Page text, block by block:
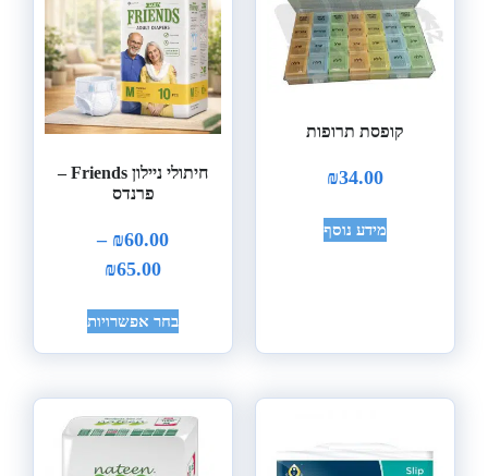
קופסת תרופות
₪34.00
מידע נוסף
חיתולי ניילון Friends –
פרנדס
₪60.00
–
₪65.00
בחר אפשרויות